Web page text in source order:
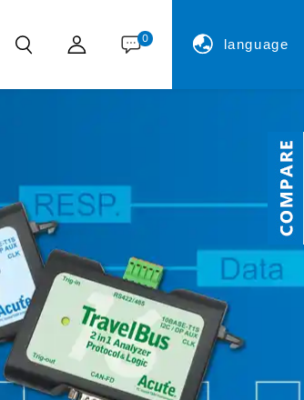
0 language